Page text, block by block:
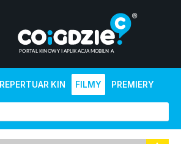
REPERTUAR KIN FILMY PREMIERY